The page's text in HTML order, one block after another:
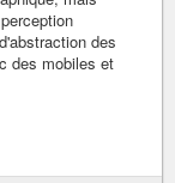
des
des mobiles et